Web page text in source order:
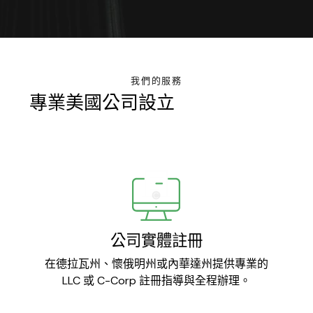
我們的服務
專業美國公司設立
公司實體註冊
在德拉瓦州、懷俄明州或內華達州提供專業的
LLC 或 C-Corp 註冊指導與全程辦理。